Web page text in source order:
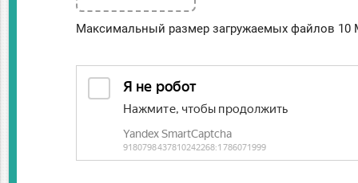
Максимальный размер загружаемых файлов 10